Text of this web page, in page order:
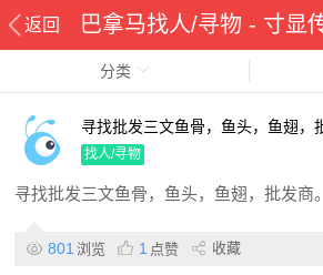
返回 巴拿马找人/寻物 - 寸显
分类
寻找批发三文鱼骨，鱼头，鱼翅，
商。
找人/寻物
寻找批发三文鱼骨，鱼头，鱼翅，批发商
801 浏览 1 点赞 收藏